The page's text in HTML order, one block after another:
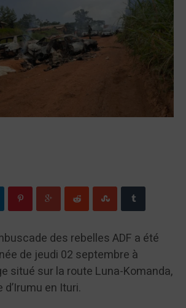
des rebelles ADF a été
de jeudi 02 septembre à
situé sur la route Luna-Komanda,
en Ituri.